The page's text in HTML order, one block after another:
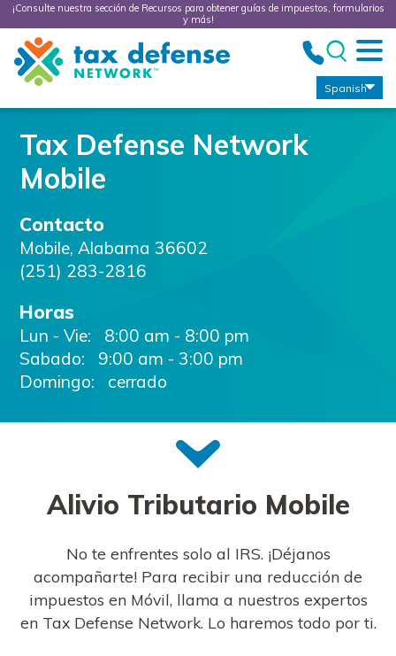
¡Consulte nuestra sección de Recursos para obtener guías de impuestos, formularios
y más!
Tax
Defense
Network
Spanish
Tax Defense Network
Mobile
Contacto
Mobile,Alabama 36602
(251) 283-2816
Horas
Lun - Vie: 8:00 am - 8:00 pm
Sabado: 9:00 am - 3:00 pm
Domingo: cerrado
Alivio Tributario Mobile
No te enfrentes solo al IRS. ¡Déjanos
acompañarte! Para recibir una reducción de
impuestos en Móvil, llama a nuestros expertos
en Tax Defense Network. Lo haremos todo por ti.